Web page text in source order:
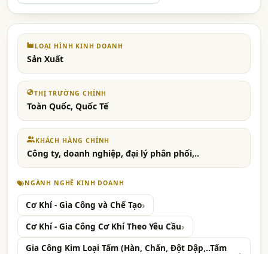
LOẠI HÌNH KINH DOANH
Sản Xuất
THỊ TRƯỜNG CHÍNH
Toàn Quốc, Quốc Tế
KHÁCH HÀNG CHÍNH
Công ty, doanh nghiệp, đại lý phân phối,..
NGÀNH NGHỀ KINH DOANH
Cơ Khí - Gia Công và Chế Tạo
Cơ Khí - Gia Công Cơ Khí Theo Yêu Cầu
Gia Công Kim Loại Tấm (Hàn, Chấn, Đột Dập,..Tấm